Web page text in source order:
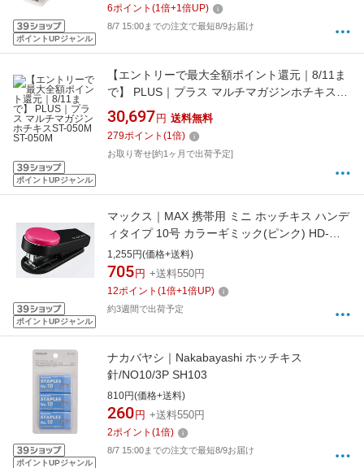
ポイントUPジャンル
6ポイント (1倍+1倍UP)
8/7 15:00までの注文で最短8/9お届け
ポイントUPジャンル
【エントリーで最大全額ポイント還元｜8/11ま
で】 PLUS｜プラス マルチマガジンホチキス
ST-050M ST-050M
30,697 円 送料無料
279ポイント (1倍)
お取り寄せ[約1ヶ月で出荷予定]
ポイントUPジャンル
マックス｜MAX 携帯用 ミニ ホッチキス ハンデ
ィタイプ 10号 カラーギミック(ピンク) HD-
10XS/P
1,255円(価格+送料)
705 円 +送料550円
12ポイント (1倍+1倍UP)
約3週間で出荷予定
ポイントUPジャンル
ナカバヤシ｜Nakabayashi ホッチキス
針/NO10/3P SH103
810円(価格+送料)
260 円 +送料550円
2ポイント (1倍)
8/7 15:00までの注文で最短8/9お届け